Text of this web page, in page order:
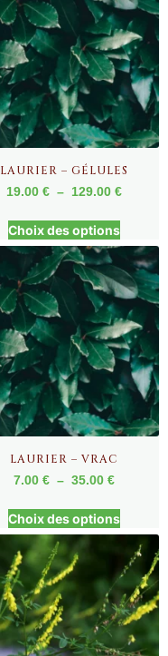
LAURIER – GÉLULES
19.00 € – 129.00 €
Choix des options
LAURIER – VRAC
7.00 € – 35.00 €
Choix des options